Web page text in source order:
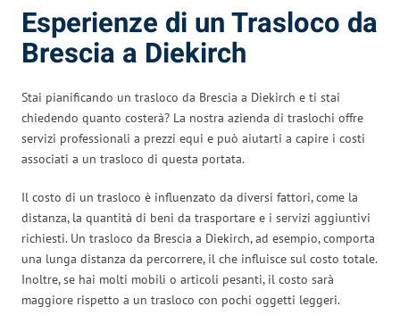
Esperienze di un Trasloco da
Brescia a Diekirch
Stai pianificando un trasloco da Brescia a Diekirch e ti stai
chiedendo quanto costerà? La nostra azienda di traslochi offre
servizi professionali a prezzi equi e può aiutarti a capire i costi
associati a un trasloco di questa portata.
Il costo di un trasloco è influenzato da diversi fattori, come la
distanza, la quantità di beni da trasportare e i servizi aggiuntivi
richiesti. Un trasloco da Brescia a Diekirch, ad esempio, comporta
una lunga distanza da percorrere, il che influisce sul costo totale.
Inoltre, se hai molti mobili o articoli pesanti, il costo sarà
maggiore rispetto a un trasloco con pochi oggetti leggeri.